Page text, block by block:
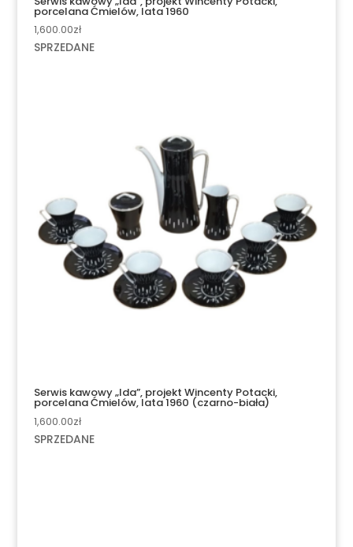
porcelana Ćmielów, lata 1960
1,600.00zł
SPRZEDANE
Serwis kawowy „Ida”, projekt Wincenty Potacki,
porcelana Ćmielów, lata 1960 (czarno-biała)
1,600.00zł
SPRZEDANE